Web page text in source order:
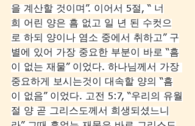
을 계산할 것이며”. 이어서 5절, “ 너
희 어린 양은 흠 없고 일 년 된 수컷으
로 하되 양이나 염소 중에서 취하고” 구
별에 있어 가장 중요한 부분이 바로 “흠
이 없는 재물” 이었다. 하나님께서 가장
중요하게 보시는것이 대속할 양의 “흠
이 없음” 이었다. 고전 5:7, “우리의 유월
절 양 곧 그리스도께서 희생되셨느니